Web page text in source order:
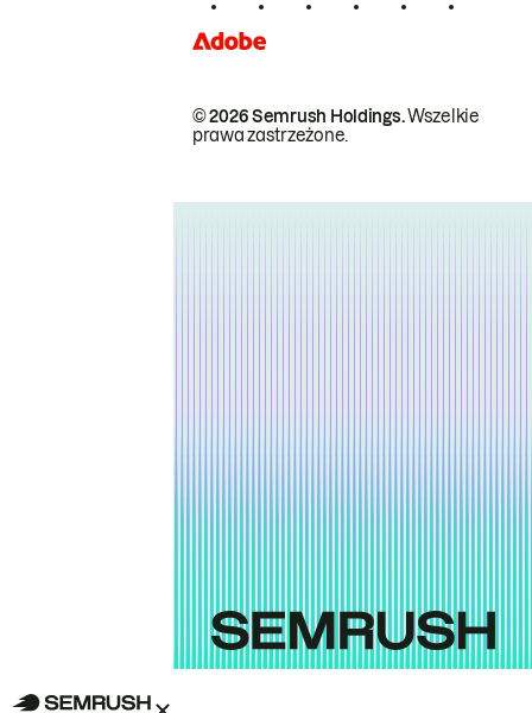
© 2026 Semrush Holdings.Wszelkie
prawa zastrzeżone.